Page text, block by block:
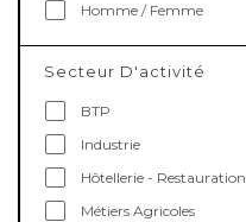
Homme / Femme
Secteur D'activité
BTP
Industrie
Hôtellerie - Restauration
Métiers Agricoles